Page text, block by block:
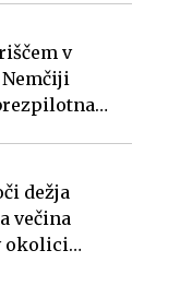
v
dežja
večina
okolici